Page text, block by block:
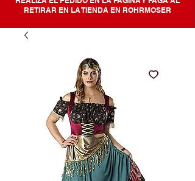
RETIRAR EN LA TIENDA EN ROHRMOSER